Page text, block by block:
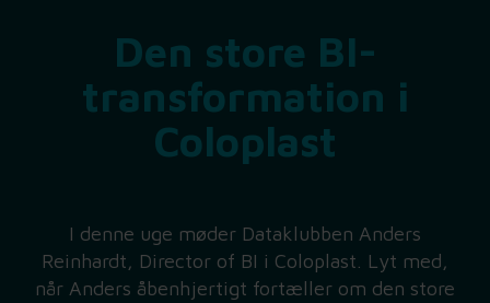
Den store BI-
transformation i
Coloplast
I denne uge møder Dataklubben Anders
Reinhardt, Director of BI i Coloplast. Lyt med,
når Anders åbenhjertigt fortæller om den store